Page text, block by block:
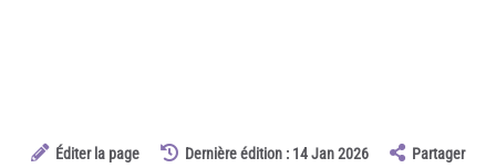
Éditer la page Dernière édition : 14 Jan 2026
Partager